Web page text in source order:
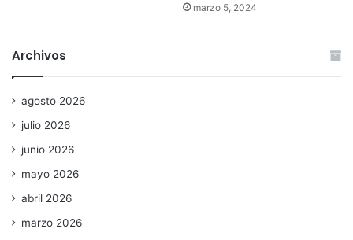
marzo 5, 2024
Archivos
agosto 2026
julio 2026
junio 2026
mayo 2026
abril 2026
marzo 2026